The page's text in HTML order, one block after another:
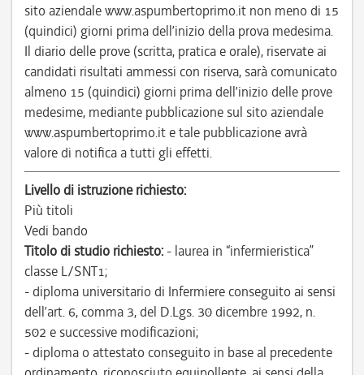
sito aziendale www.aspumbertoprimo.it non meno di 15
(quindici) giorni prima dell’inizio della prova medesima.
Il diario delle prove (scritta, pratica e orale), riservate ai
candidati risultati ammessi con riserva, sarà comunicato
almeno 15 (quindici) giorni prima dell’inizio delle prove
medesime, mediante pubblicazione sul sito aziendale
www.aspumbertoprimo.it e tale pubblicazione avrà
valore di notifica a tutti gli effetti.
Livello di istruzione richiesto:
Più titoli
Vedi bando
Titolo di studio richiesto: - laurea in “infermieristica”
classe L/SNT1;
- diploma universitario di Infermiere conseguito ai sensi
dell’art. 6, comma 3, del D.Lgs. 30 dicembre 1992, n.
502 e successive modificazioni;
- diploma o attestato conseguito in base al precedente